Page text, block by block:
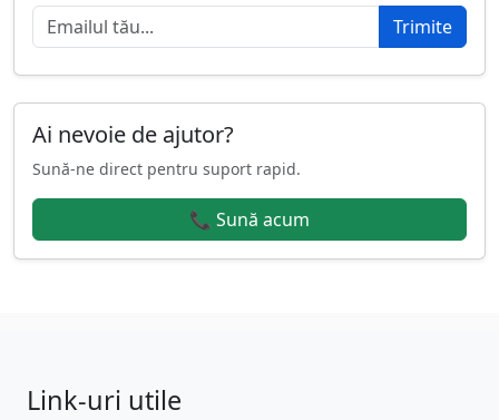
Trimite
Ai nevoie de ajutor?
Sună-ne direct pentru suport rapid.
📞 Sună acum
Link-uri utile